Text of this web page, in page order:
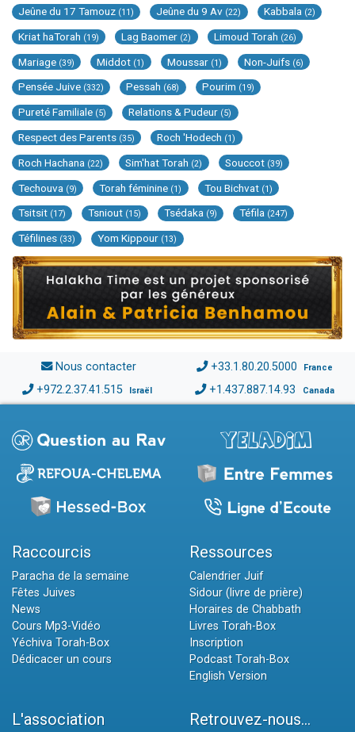
Jeûne du 17 Tamouz (11) Jeûne du 9 Av (22) Kabbala (2)
Kriat haTorah (19) Lag Baomer (2) Limoud Torah (26)
Mariage (39) Middot (1) Moussar (1) Non-Juifs (6)
Pensée Juive (332) Pessah (68) Pourim (19)
Pureté Familiale (5) Relations & Pudeur (5)
Respect des Parents (35) Roch 'Hodech (1)
Roch Hachana (22) Sim'hat Torah (2) Souccot (39)
Techouva (9) Torah féminine (1) Tou Bichvat (1)
Tsitsit (17) Tsniout (15) Tsédaka (9) Téfila (247)
Téfilines (33) Yom Kippour (13)
Nous contacter +33.1.80.20.5000 France
+972.2.37.41.515 Israël +1.437.887.14.93 Canada
Raccourcis
Paracha de la semaine
Fêtes Juives
News
Cours Mp3-Vidéo
Yéchiva Torah-Box
Dédicacer un cours
Ressources
Calendrier Juif
Sidour (livre de prière)
Horaires de Chabbath
Livres Torah-Box
Inscription
Podcast Torah-Box
English Version
L'association Retrouvez-nous...